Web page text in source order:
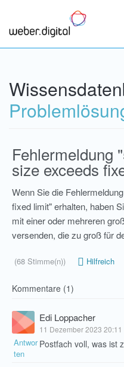
Startseite
Ticket einreichen
News
Fehlermeldung
size exceeds
Wenn Sie die
fixed limit" erhalten, haben
mit einer oder mehreren
versenden, die zu groß für
(68 Stimme(n)) Hilfreich
Kommentare (1)
Antwor
ten
Edi Loppacher
11 Dezember 2023 20:11
Postfach voll, was ist